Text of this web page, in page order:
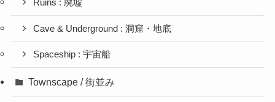
Ruins : 廃墟
Cave & Underground : 洞窟・地底
Spaceship : 宇宙船
Townscape / 街並み